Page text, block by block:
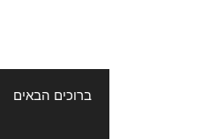
ברוכים הבאים